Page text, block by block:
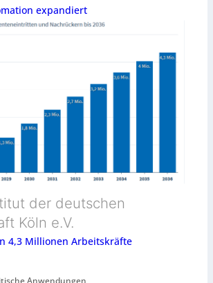
expandiert
der deutschen
Köln e.V.
4,3 Millionen Arbeitskräfte